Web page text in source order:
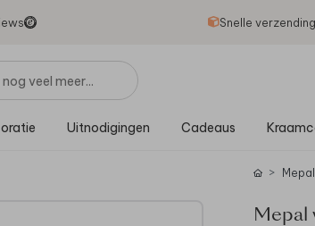
Snelle
Uitnodigingen Cadeaus
Mepal
Mepal